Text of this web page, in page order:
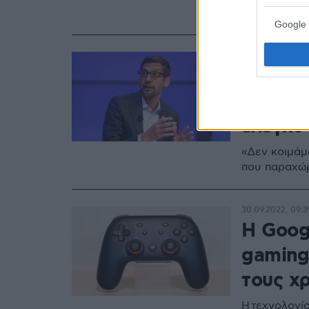
Google
«Δεν
που
Η
τους
Η
30.09.2022,